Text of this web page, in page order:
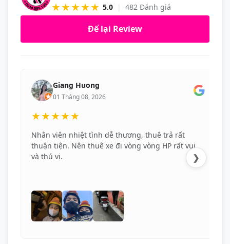
★★★★★ 5.0 | 482 Đánh giá
Để lại Review
Giang Huong
01 Tháng 08, 2026
★★★★★
Nhân viên nhiệt tình dễ thương, thuê trả rất
thuận tiện. Nên thuê xe đi vòng vòng HP rất vui
và thú vị.
❯